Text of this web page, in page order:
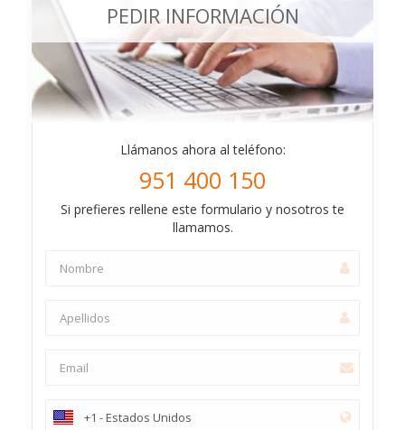
PEDIR INFORMACIÓN
Llámanos ahora al teléfono:
951 400 150
Si prefieres rellene este formulario y nosotros te
llamamos.